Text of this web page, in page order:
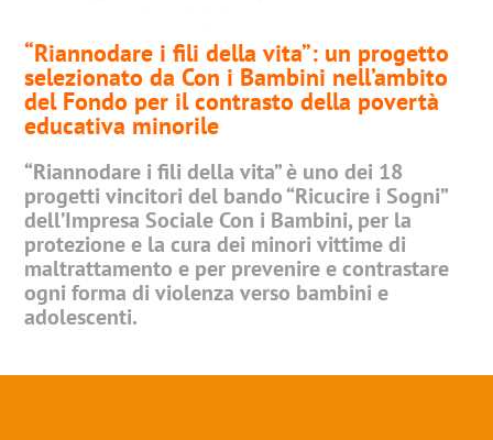
“Riannodare i fili della vita”: un progetto
selezionato da Con i Bambini nell’ambito
del Fondo per il contrasto della povertà
educativa minorile
“Riannodare i fili della vita” è uno dei 18
progetti vincitori del bando “Ricucire i Sogni”
dell’Impresa Sociale Con i Bambini, per la
protezione e la cura dei minori vittime di
maltrattamento e per prevenire e contrastare
ogni forma di violenza verso bambini e
adolescenti.